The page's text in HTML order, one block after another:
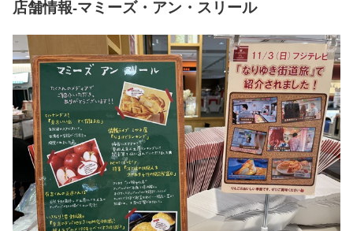
店舗情報-マミーズ・アン・スリール